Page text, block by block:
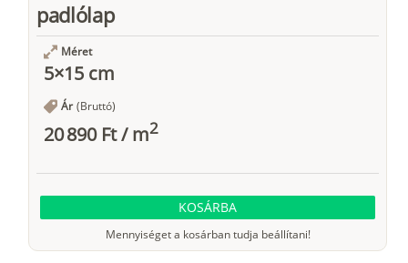
padlólap
Méret
5×15 cm
Ár (Bruttó)
20 890 Ft/m2
KOSÁRBA
Mennyiséget a kosárban tudja beállítani!